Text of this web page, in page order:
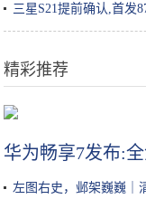
三星S21提前确认,首发
精彩推荐
做红烧肉，千万不要直
华为畅享7发布:
左图右史，邺架巍巍｜